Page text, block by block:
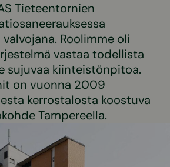
Tieteentornien
Roolimme oli
vastaa todellista
sujuvaa kiinteistönpitoa.
on vuonna 2009
kerrostalosta koostuva
Tampereella.